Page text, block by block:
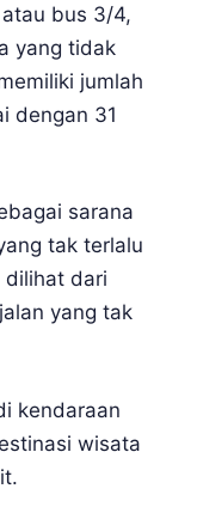
bus 3/4,
yang tidak
jumlah
dengan 31
sarana
tak terlalu
dilihat dari
yang tak
kendaraan
wisata